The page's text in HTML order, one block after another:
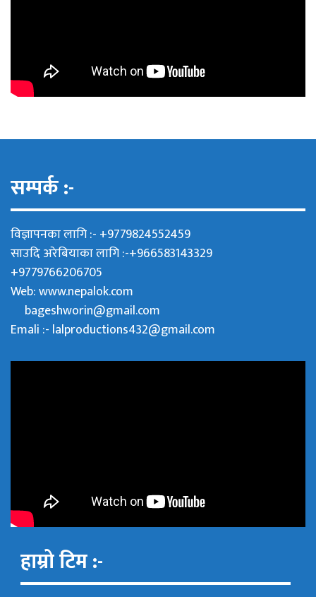
सम्पर्क :-
विज्ञापनका लागि :- +9779824552459
साउदि अरेबियाका लागि :-+966583143329
+9779766206705
Web:www.nepalok.com
bageshworin@gmail.com
Emali :- lalproductions432@gmail.com
हाम्रो टिम :-